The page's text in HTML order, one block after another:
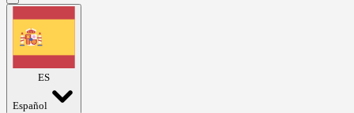
ES
Español